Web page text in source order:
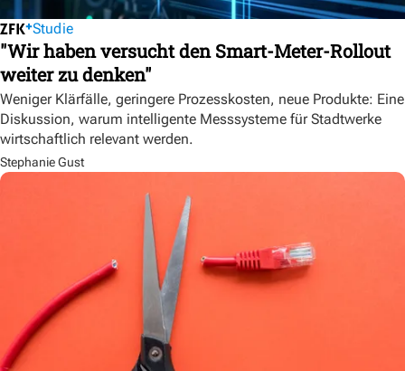
Studie
"Wir haben versucht den Smart-Meter-Rollout
weiter zu denken"
Weniger Klärfälle, geringere Prozesskosten, neue Produkte: Eine
Diskussion, warum intelligente Messsysteme für Stadtwerke
wirtschaftlich relevant werden.
Stephanie Gust